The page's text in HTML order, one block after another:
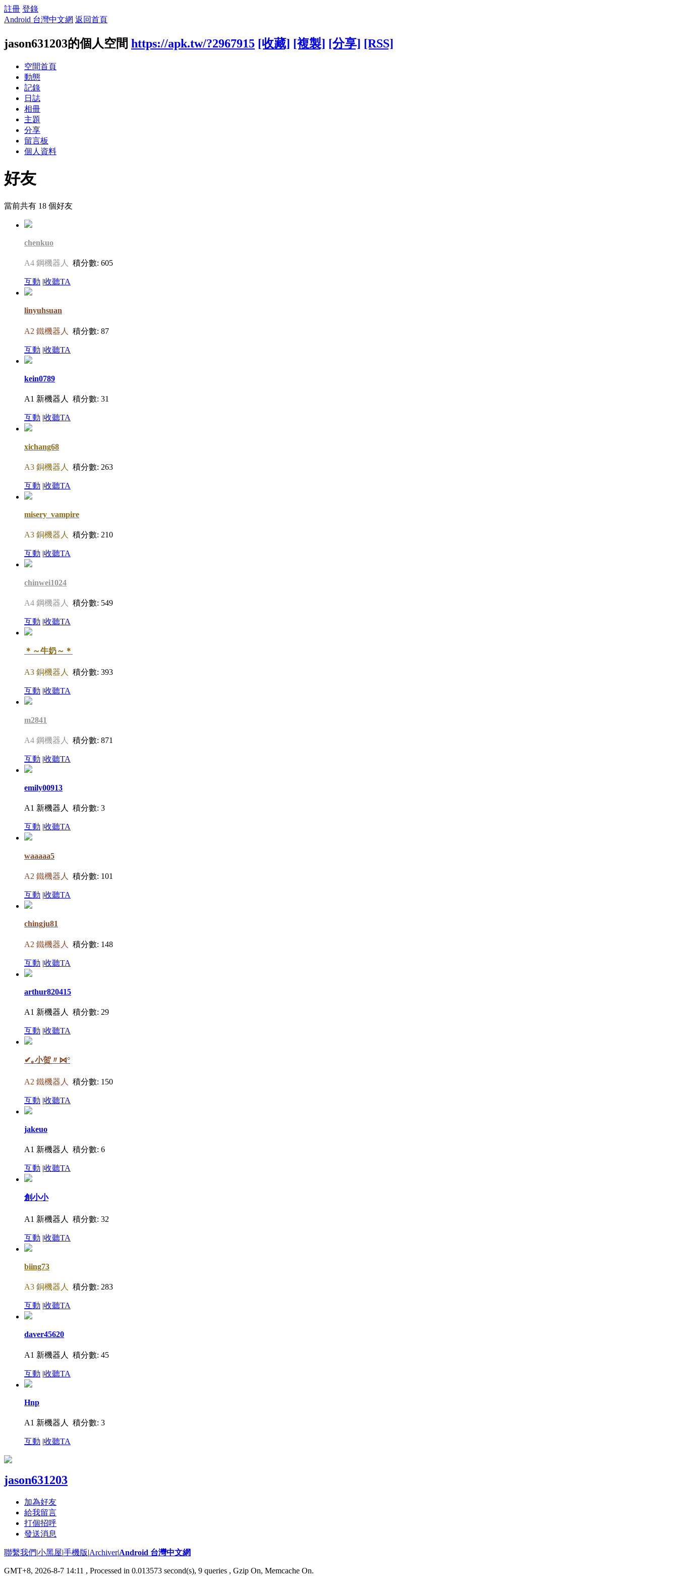
註冊 登錄
Android 台灣中文網 返回首頁
jason631203的個人空間 https://apk.tw/?2967915 [收藏] [複製] [分享] [RSS]
空間首頁
動態
記錄
日誌
相冊
主題
分享
留言板
個人資料
好友
當前共有 18 個好友
chenkuo
A4 鋼機器人 積分數: 605
互動 |收聽TA
linyuhsuan
A2 鐵機器人 積分數: 87
互動 |收聽TA
kein0789
A1 新機器人 積分數: 31
互動 |收聽TA
xichang68
A3 銅機器人 積分數: 263
互動 |收聽TA
misery_vampire
A3 銅機器人 積分數: 210
互動 |收聽TA
chinwei1024
A4 鋼機器人 積分數: 549
互動 |收聽TA
＊～牛奶～＊
A3 銅機器人 積分數: 393
互動 |收聽TA
m2841
A4 鋼機器人 積分數: 871
互動 |收聽TA
emily00913
A1 新機器人 積分數: 3
互動 收聽TA
waaaaa5
A2 鐵機器人 積分數: 101
互動 |收聽TA
chingju81
A2 鐵機器人 積分數: 148
互動 |收聽TA
arthur820415
A1 新機器人 積分數: 29
互動 |收聽TA
✔｡小贺〃⋈°
A2 鐵機器人 積分數: 150
互動 |收聽TA
jakeuo
A1 新機器人 積分數: 6
互動 |收聽TA
創小小
A1 新機器人 積分數: 32
互動 |收聽TA
biing73
A3 銅機器人 積分數: 283
互動 |收聽TA
daver45620
A1 新機器人 積分數: 45
互動 |收聽TA
Hnp
A1 新機器人 積分數: 3
互動 |收聽TA
jason631203
加為好友
給我留言
打個招呼
發送消息
聯繫我們|小黑屋|手機版|Archiver|Android 台灣中文網
GMT+8, 2026-8-7 14:11 , Processed in 0.013573 second(s), 9 queries , Gzip On, Memcache On.